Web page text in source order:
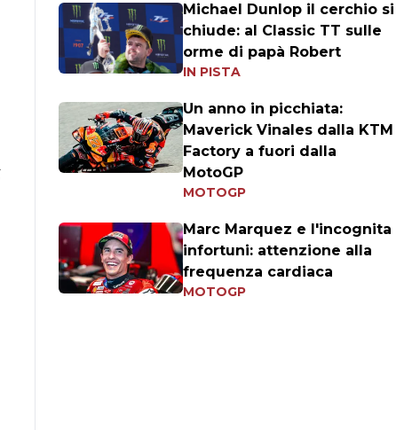
Michael Dunlop il cerchio si
chiude: al Classic TT sulle
orme di papà Robert
IN PISTA
Un anno in picchiata:
Maverick Vinales dalla KTM
Factory a fuori dalla
MotoGP
MOTOGP
Marc Marquez e l'incognita
infortuni: attenzione alla
frequenza cardiaca
MOTOGP